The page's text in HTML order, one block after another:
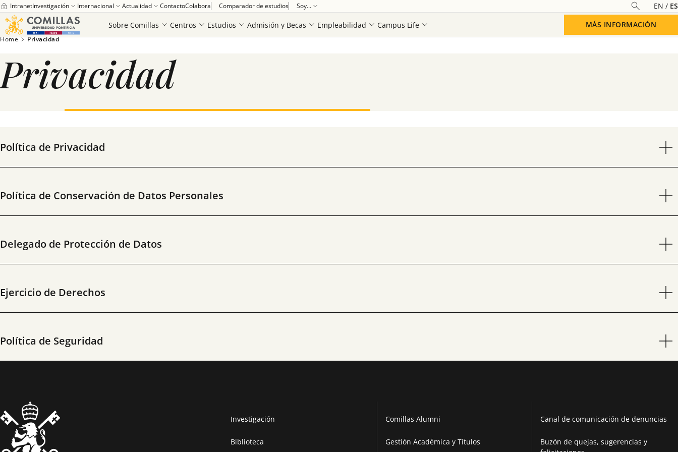
IntranetInvestigación Internacional Actualidad ContactoColabora Comparador de estudios Soy... EN
ES
Sobre Comillas
Centros Estudios Admisión y Becas Empleabilidad Campus Life MÁS INFORMACIÓN
Home Privacidad
Privacidad
Política de Privacidad
Política de Conservación de Datos Personales
Delegado de Protección de Datos
Ejercicio de Derechos
Política de Seguridad
Investigación
Biblioteca
Comillas Alumni
Gestión Académica y Títulos
Canal de comunicación de denuncias
Buzón de quejas, sugerencias y